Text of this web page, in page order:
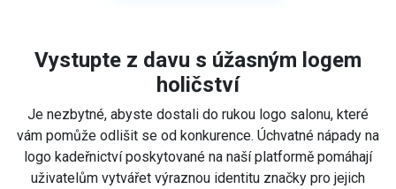
Vystupte z davu s úžasným logem
holičství
Je nezbytné, abyste dostali do rukou logo salonu, které
vám pomůže odlišit se od konkurence. Úchvatné nápady na
logo kadeřnictví poskytované na naší platformě pomáhají
uživatelům vytvářet výraznou identitu značky pro jejich